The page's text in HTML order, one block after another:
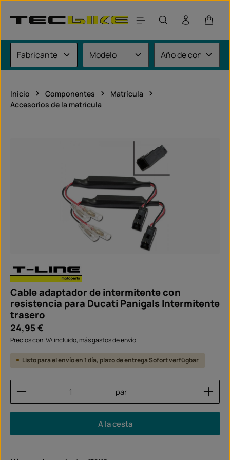
El
Inicio Componentes
Matrícula
Accesorios de la matrícula
Cable adaptador de intermitente con
resistencia para Ducati Panigals Intermitente
trasero
Precio normal:
24,95 €
Precios con IVA incluido, más gastos de envío
Listo para el envío en 1 día, plazo de entrega Sofort verfügbar
Cantidad del producto: introduce la cantidad
par
A la cesta